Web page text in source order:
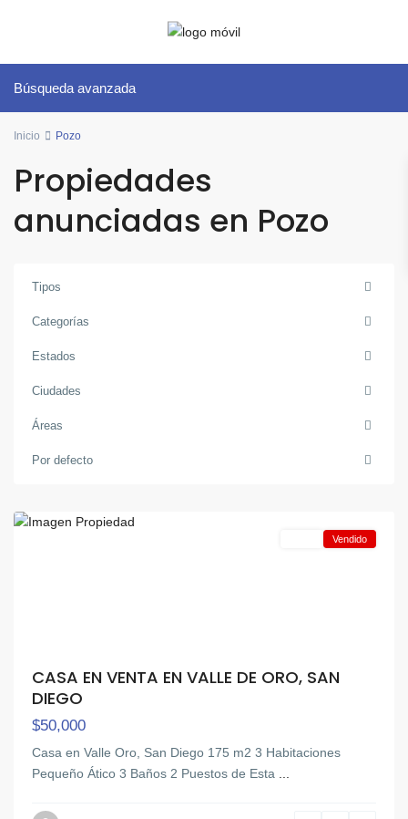
Búsqueda avanzada
Inicio Pozo
Propiedades
anunciadas en Pozo
Tipos
Categorías
Estados
Ciudades
Áreas
Por defecto
de
Vendido
CASA EN VENTA EN VALLE DE ORO, SAN
DIEGO
$50,000
Casa en Valle Oro, San Diego 175 m2 3 Habitaciones
Pequeño Ático 3 Baños 2 Puestos de Esta
El